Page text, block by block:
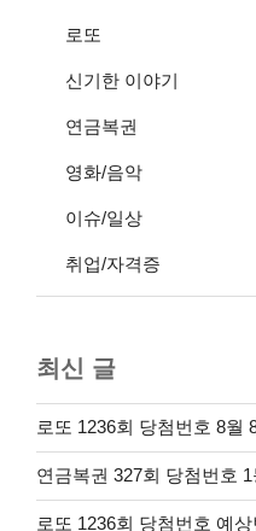
로또
신기한 이야기
연금복권
영화/음악
이슈/일상
취업/자격증
최신 글
로또 1236회 당첨번호 8월
연금복권 327회 당첨번호
로또 1236회 당첨번호 예